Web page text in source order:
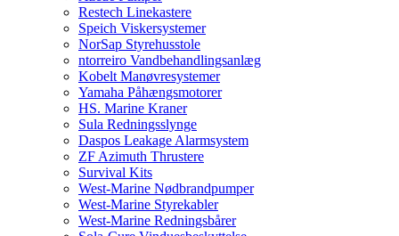
Restech Linekastere
Speich Viskersystemer
NorSap Styrehusstole
ntorreiro Vandbehandlingsanlæg
Kobelt Manøvresystemer
Yamaha Påhængsmotorer
HS. Marine Kraner
Sula Redningsslynge
Daspos Leakage Alarmsystem
ZF Azimuth Thrustere
Survival Kits
West-Marine Nødbrandpumper
West-Marine Styrekabler
West-Marine Redningsbårer